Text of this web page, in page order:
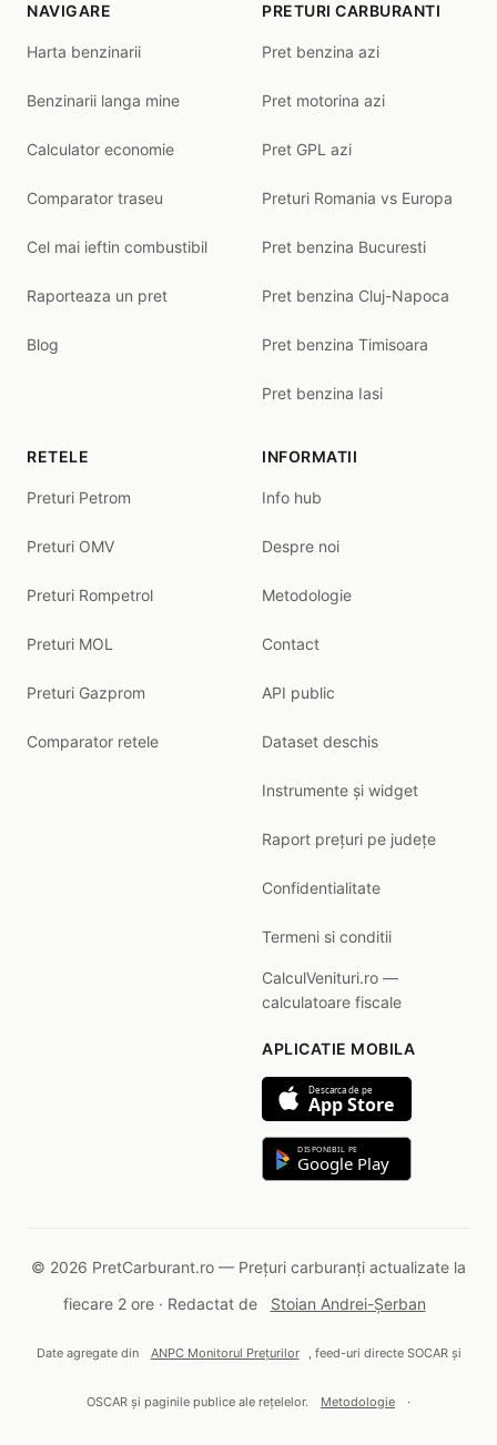
NAVIGARE
Harta benzinarii
Benzinarii langa mine
Calculator economie
Comparator traseu
Cel mai ieftin combustibil
Raporteaza un pret
Blog
PRETURI CARBURANTI
Pret benzina azi
Pret motorina azi
Pret GPL azi
Preturi Romania vs Europa
Pret benzina Bucuresti
Pret benzina Cluj-Napoca
Pret benzina Timisoara
Pret benzina Iasi
RETELE
Preturi Petrom
Preturi OMV
Preturi Rompetrol
Preturi MOL
Preturi Gazprom
Comparator retele
INFORMATII
Info hub
Despre noi
Metodologie
Contact
API public
Dataset deschis
Instrumente și widget
Raport prețuri pe județe
Confidentialitate
Termeni si conditii
CalculVenituri.ro —
calculatoare fiscale
APLICATIE MOBILA
Descarca de pe
App Store
DISPONIBIL PE
Google Play
© 2026 PretCarburant.ro — Prețuri carburanți actualizate la
fiecare 2 ore · Redactat de
Stoian Andrei-Șerban
Date agregate din ANPC Monitorul Prețurilor , feed-uri directe SOCAR și
OSCAR și paginile publice ale rețelelor. Metodologie ·